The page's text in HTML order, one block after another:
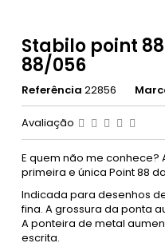
Stabilo point
88/056
Referência 22856
Avaliação
E quem não me conhece?
primeira e única Point 88
Indicada para desenhos
fina. A grossura da ponta
A ponteira de metal
escrita.